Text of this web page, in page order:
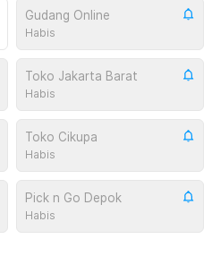
Gudang Online
Habis
Toko Jakarta Barat
Habis
Toko Cikupa
Habis
Pick n Go Depok
Habis